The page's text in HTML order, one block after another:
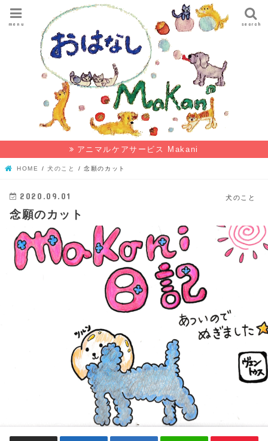
search
menu
アニマルケアサービス Makani
HOME 犬のこと 念願のカット
犬のこと
2020.09.01
念願のカット